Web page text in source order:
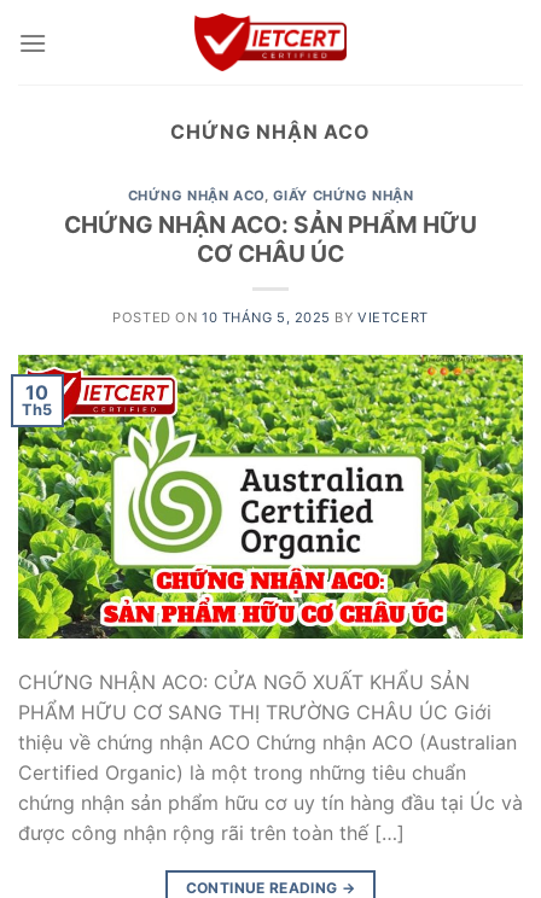
CHỨNG NHẬN ACO
CHỨNG NHẬN ACO, GIẤY CHỨNG NHẬN
CHỨNG NHẬN ACO: SẢN PHẨM HỮU
CƠ CHÂU ÚC
POSTED ON 10 THÁNG 5, 2025 BYVIETCERT
10
Th5
CHỨNG NHẬN ACO: CỬA NGÕ XUẤT KHẨU SẢN
PHẨM HỮU CƠ SANG THỊ TRƯỜNG CHÂU ÚC Giới
thiệu về chứng nhận ACO Chứng nhận ACO (Australian
Certified Organic) là một trong những tiêu chuẩn
chứng nhận sản phẩm hữu cơ uy tín hàng đầu tại Úc và
được công nhận rộng rãi trên toàn thế […]
CONTINUE READING →